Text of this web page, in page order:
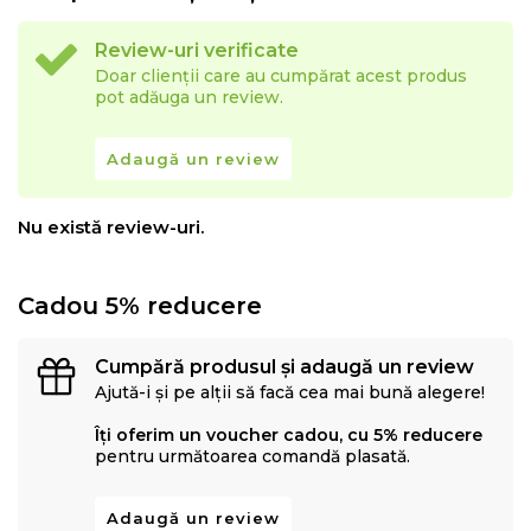
Review-uri verificate
Doar clienții care au cumpărat acest produs
pot adăuga un review.
Adaugă un review
Nu există review-uri.
Cadou 5% reducere
Cumpără produsul și adaugă un review
Ajută-i și pe alții să facă cea mai bună alegere!
Îți oferim un voucher cadou, cu 5% reducere
pentru următoarea comandă plasată.
Adaugă un review